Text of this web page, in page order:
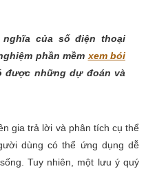
của số điện thoại
phần mềmxem bói
được những dự đoán và
gia trả lời và phân tích cụ thể
dùng có thể ứng dụng dễ
Tuy nhiên, một lưu ý quý